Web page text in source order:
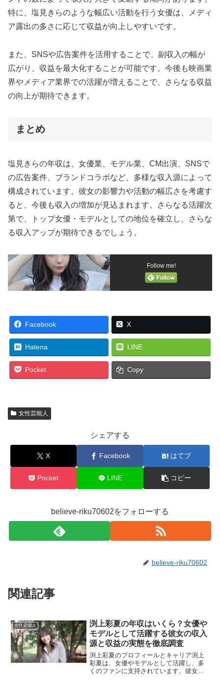
特に、塩見きらのような幅広い活動を行う女優は、メディ
ア露出の多さに応じて収益が向上しやすいです。
また、SNSや広告案件を活用することで、副収入の幅が
広がり、収益を最大化することが可能です。今後も映画業
界やメディア業界での活躍が増えることで、さらなる収益
の向上が期待できます。
まとめ
塩見きらの年収は、女優業、モデル業、CM出演、SNSで
の広告案件、ブランドコラボなど、多様な収入源によって
構成されています。彼女の影響力や活動の幅広さを考慮す
ると、今後も収入の増加が見込まれます。さらなる活躍次
第で、トップ女優・モデルとしての地位を確立し、さらな
る収入アップが期待できるでしょう。
Follow me!
Facebook X
Hatena LINE
Pocket Copy
女性芸能人
シェアする
X Facebook はてブ
Pocket LINE コピー
believe-riku70602をフォローする
believe-riku70602
関連記事
女性芸能人
渕上彩夏の年収はいくら？女優や
モデルとして活躍する彼女の収入
源と収益の実態を徹底調査
渕上彩夏のプロフィールとキャリア渕上
彩夏は、女優やモデルとして活躍し、多
くのファンに支持されています。彼女は